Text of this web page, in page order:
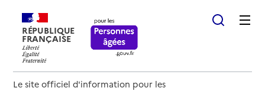
RÉPUBLIQUE
FRANÇAISE
Le site officiel d'information pour les